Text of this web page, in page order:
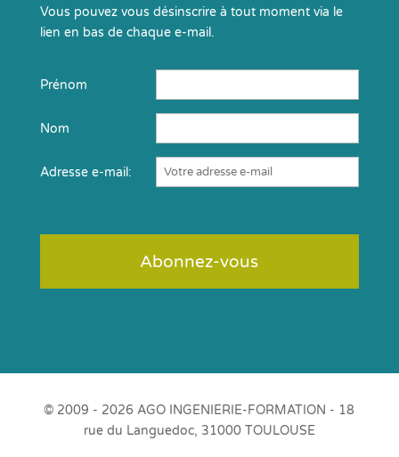
Vous pouvez vous désinscrire à tout moment via le
lien en bas de chaque e-mail.
Prénom
Nom
Adresse e-mail:
© 2009 - 2026 AGO INGENIERIE-FORMATION - 18
rue du Languedoc, 31000 TOULOUSE